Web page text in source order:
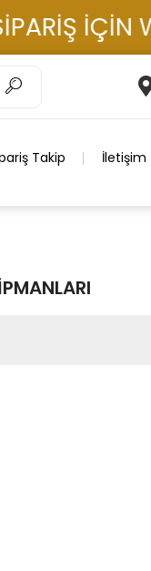
İÇİN
Takip İletişim